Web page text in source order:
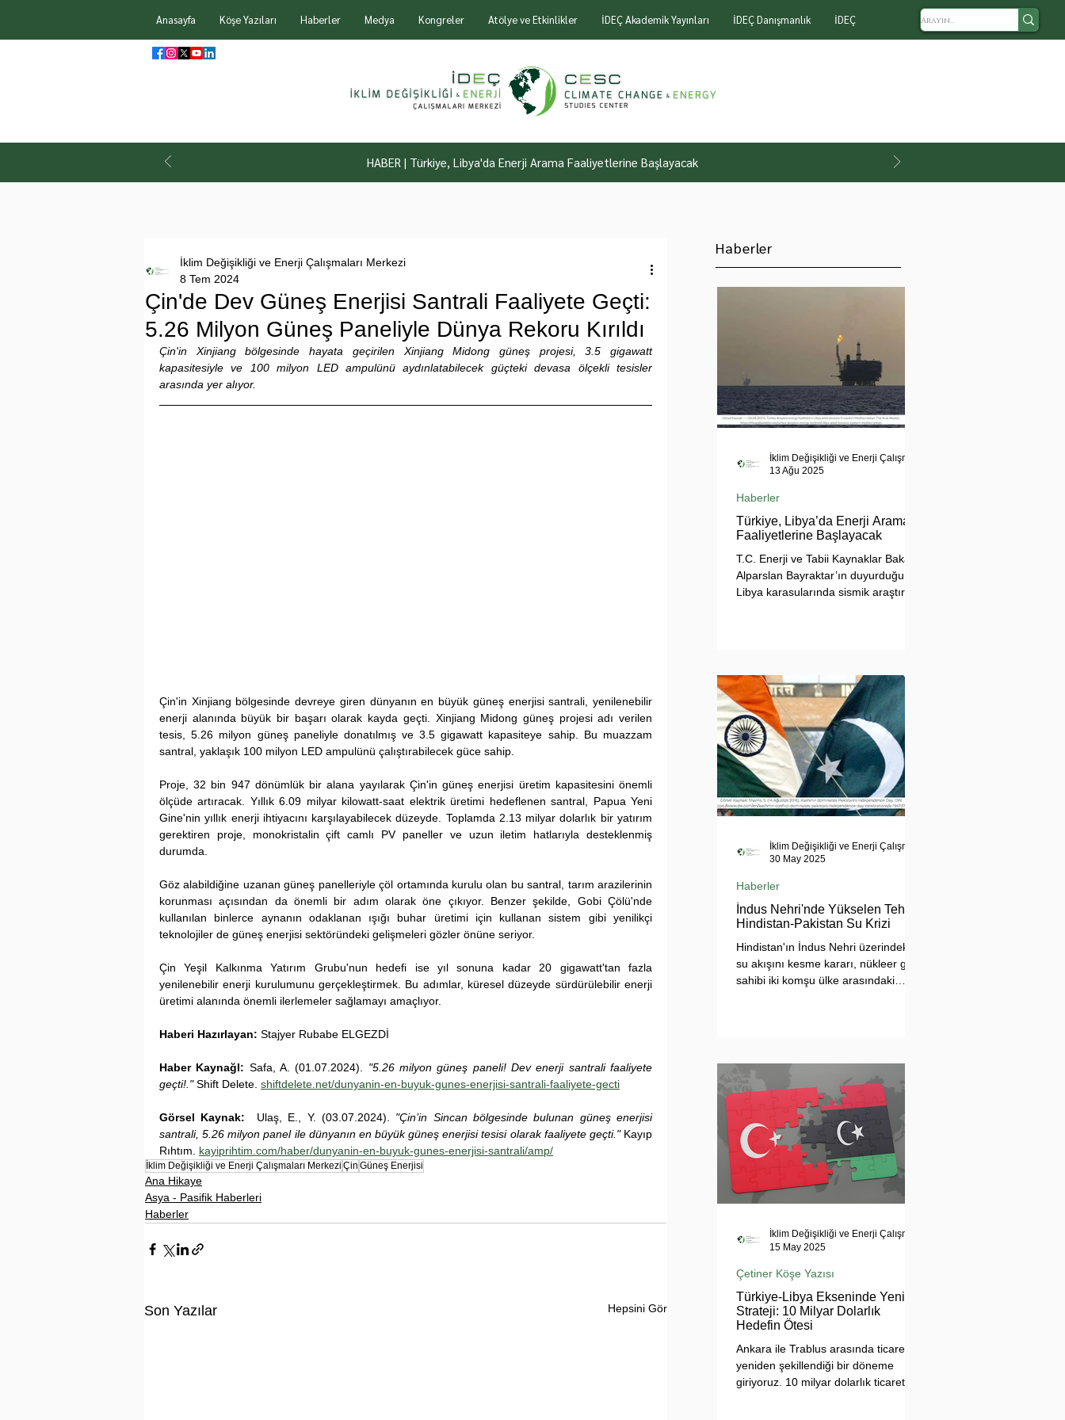
Anasayfa Köşe Yazıları Haberler Medya Kongreler Atölye ve Etkinlikler İDEÇ Akademik Yayınları İDEÇ Danışmanlık İDEÇ
HABER | Türkiye, Libya'da Enerji Arama Faaliyetlerine Başlayacak
Çin'de Dev Güneş Enerjisi Santrali Faaliyete Geçti:
5.26 Milyon Güneş Paneliyle Dünya Rekoru Kırıldı
İklim Değişikliği ve Enerji Çalışmaları Merkezi
8 Tem 2024
Çin'in Xinjiang bölgesinde hayata geçirilen Xinjiang Midong güneş projesi, 3.5 gigawatt
kapasitesiyle ve 100 milyon LED ampulünü aydınlatabilecek güçteki devasa ölçekli tesisler
arasında yer alıyor.
Çin'in Xinjiang bölgesinde devreye giren dünyanın en büyük güneş enerjisi santrali, yenilenebilir
enerji alanında büyük bir başarı olarak kayda geçti. Xinjiang Midong güneş projesi adı verilen
tesis, 5.26 milyon güneş paneliyle donatılmış ve 3.5 gigawatt kapasiteye sahip. Bu muazzam
santral, yaklaşık 100 milyon LED ampulünü çalıştırabilecek güce sahip.
Proje, 32 bin 947 dönümlük bir alana yayılarak Çin'in güneş enerjisi üretim kapasitesini önemli
ölçüde artıracak. Yıllık 6.09 milyar kilowatt-saat elektrik üretimi hedeflenen santral, Papua Yeni
Gine'nin yıllık enerji ihtiyacını karşılayabilecek düzeyde. Toplamda 2.13 milyar dolarlık bir yatırım
gerektiren proje, monokristalin çift camlı PV paneller ve uzun iletim hatlarıyla desteklenmiş
durumda.
Göz alabildiğine uzanan güneş panelleriyle çöl ortamında kurulu olan bu santral, tarım arazilerinin
korunması açısından da önemli bir adım olarak öne çıkıyor. Benzer şekilde, Gobi Çölü'nde
kullanılan binlerce aynanın odaklanan ışığı buhar üretimi için kullanan sistem gibi yenilikçi
teknolojiler de güneş enerjisi sektöründeki gelişmeleri gözler önüne seriyor.
Çin Yeşil Kalkınma Yatırım Grubu'nun hedefi ise yıl sonuna kadar 20 gigawatt'tan fazla
yenilenebilir enerji kurulumunu gerçekleştirmek. Bu adımlar, küresel düzeyde sürdürülebilir enerji
üretimi alanında önemli ilerlemeler sağlamayı amaçlıyor.
Haberi Hazırlayan: Stajyer Rubabe ELGEZDİ
Haber KaynağI: Safa, A. (01.07.2024). "5.26 milyon güneş paneli! Dev enerji santrali faaliyete
geçti!." Shift Delete. shiftdelete.net/dunyanin-en-buyuk-gunes-enerjisi-santrali-faaliyete-gecti
Görsel Kaynak:
  Ulaş, E., Y. (03.07.2024).
"Çin’in Sincan bölgesinde bulunan güneş enerjisi
santrali, 5.26 milyon panel ile dünyanın en büyük güneş enerjisi tesisi olarak faaliyete geçti." Kayıp
Rıhtım. kayiprihtim.com/haber/dunyanin-en-buyuk-gunes-enerjisi-santrali/amp/
İklim Değişikliği ve Enerji Çalışmaları Merkezi Çin Güneş Enerjisi
Ana Hikaye
Asya - Pasifik Haberleri
Haberler
Son Yazılar Hepsini Gör
Haberler
Türkiye, Libya’da Enerji Arama
Faaliyetlerine Başlayacak
T.C. Enerji ve Tabii Kaynaklar Bakanı
Alparslan Bayraktar’ın duyurduğu
Libya karasularında sismik araştırma
Haberler
13 Ağu 2025
İndus Nehri'nde Yükselen Tehdit:
Hindistan-Pakistan Su Krizi
Hindistan'ın İndus Nehri üzerindeki
su akışını kesme kararı, nükleer güç
sahibi iki komşu ülke arasındaki
suyu teminini ve enerji güvenliğini
tehdit ediyor. Uzmanlar, suyun
çatışma değil, işbirliği aracı olması
gerektiğini vurgularken, krizin
bölgesel barışı ve çevresel güvenliği
tehdit ettiğine dikkat çekiyor.
Haberler
30 May 2025
Türkiye-Libya Ekseninde Yeni
Strateji: 10 Milyar Dolarlık
Hedefin Ötesi
Ankara ile Trablus arasında ticaretin
yeniden şekillendiği bir döneme
giriyoruz. 10 milyar dolarlık ticaret
Çetiner Köşe Yazısı
15 May 2025